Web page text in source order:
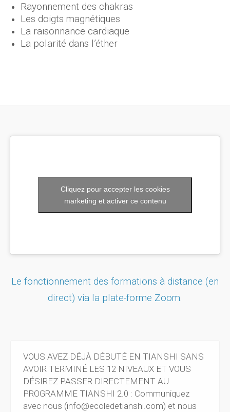
Rayonnement des chakras
Les doigts magnétiques
La raisonnance cardiaque
La polarité dans l’éther
Cliquez pour accepter les cookies
marketing et activer ce contenu
Le fonctionnement des formations à distance (en
direct) via la plate-forme Zoom.
VOUS AVEZ DÉJÀ DÉBUTÉ EN TIANSHI SANS
AVOIR TERMINÉ LES 12 NIVEAUX ET VOUS
DÉSIREZ PASSER DIRECTEMENT AU
PROGRAMME TIANSHI 2.0 : Communiquez
avec nous (info@ecoledetianshi.com) et nous